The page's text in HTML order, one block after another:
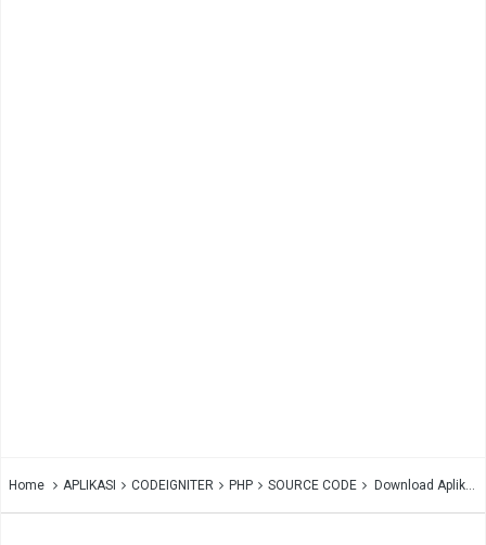
Home APLIKASI CODEIGNITER PHP SOURCE CODE Download Aplikasi Puskesmas Menggunakan Codeigniter Full